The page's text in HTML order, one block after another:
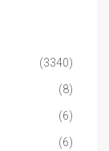
(3340)
(8)
(6)
(6)